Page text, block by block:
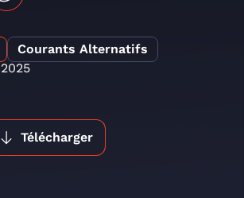
Courants Alternatifs
Télécharger